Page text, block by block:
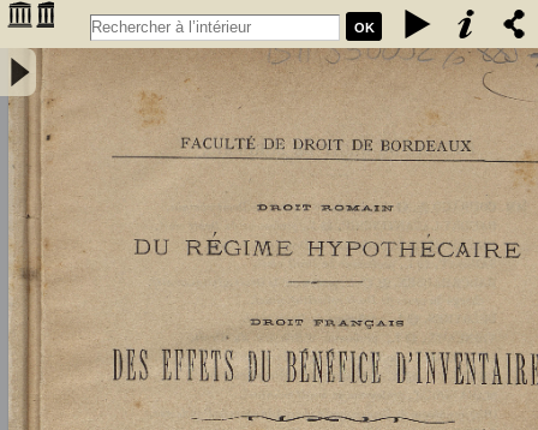
OK
Droit romain : du régime hypothécaire. Droit français : des effets du
bénéfice d'inventaire - Didier, Louis (1859-1913)